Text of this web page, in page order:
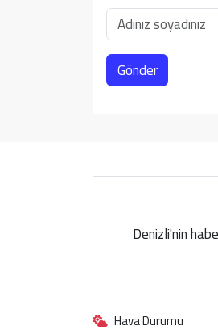
Gönder
Denizli'nin
Hava Durumu